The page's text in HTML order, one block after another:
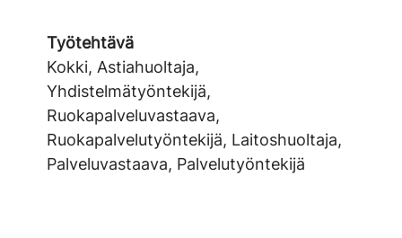
Työtehtävä
Kokki, Astiahuoltaja,
Yhdistelmätyöntekijä,
Ruokapalveluvastaava,
Ruokapalvelutyöntekijä, Laitoshuoltaja,
Palveluvastaava, Palvelutyöntekijä